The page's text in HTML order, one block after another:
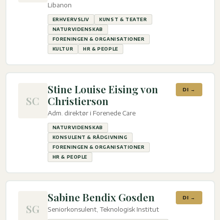
Libanon
ERHVERVSLIV
KUNST & TEATER
NATURVIDENSKAB
FORENINGEN & ORGANISATIONER
KULTUR
HR & PEOPLE
SC
Stine Louise Eising von
Christierson
Adm. direktør i Forenede Care
NATURVIDENSKAB
KONSULENT & RÅDGIVNING
FORENINGEN & ORGANISATIONER
HR & PEOPLE
DI →
SG
Sabine Bendix Gosden
Seniorkonsulent, Teknologisk Institut
DI →